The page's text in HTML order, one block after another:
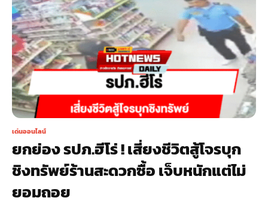
เด่นออนไลน์
ยกย่อง รปภ.ฮีโร่ ! เสี่ยงชีวิตสู้โจรบุก
ชิงทรัพย์ร้านสะดวกซื้อ เจ็บหนักแต่ไม่
ยอมถอย